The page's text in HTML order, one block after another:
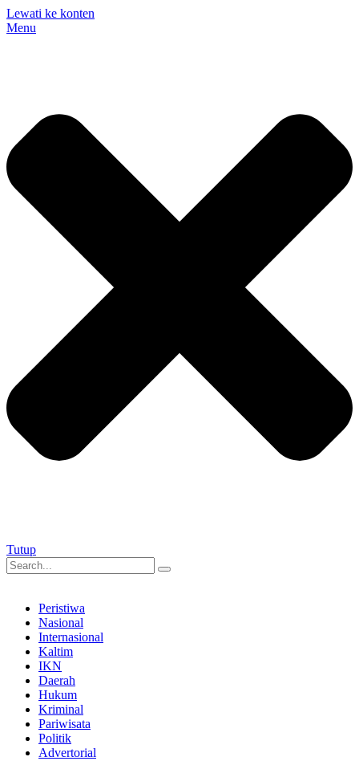
Lewati ke konten
Menu
Tutup
Peristiwa
Nasional
Internasional
Kaltim
IKN
Daerah
Hukum
Kriminal
Pariwisata
Politik
Advertorial